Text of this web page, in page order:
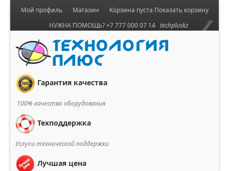
Корзина пуста Показать корзину
Мой профиль
Магазин
НУЖНА ПОМОЩЬ? +7 777 000 07 14 techpluskz
Гарантия качества
100% качество оборудования
Техподдержка
Услуги технической поддержки
Лучшая цена